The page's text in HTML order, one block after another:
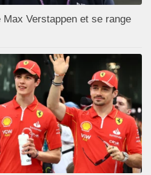
Verstappen et se range